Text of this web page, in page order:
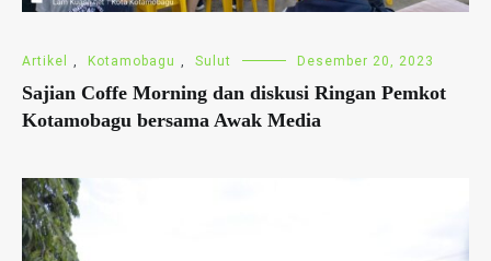
Artikel Kotamobagu Sulut Desember 20, 2023
Sajian Coffe Morning dan diskusi Ringan Pemkot
Kotamobagu bersama Awak Media